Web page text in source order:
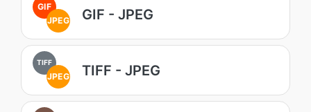
GIF
JPEG
GIF - JPEG
TIFF
JPEG TIFF - JPEG